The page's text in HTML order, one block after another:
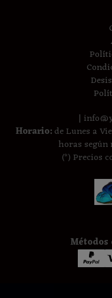
|
Horario:de Lunes a
horas según
(*) Precios
Métodos